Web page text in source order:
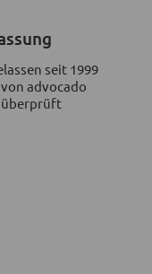
seit 1999
von advocado
überprüft